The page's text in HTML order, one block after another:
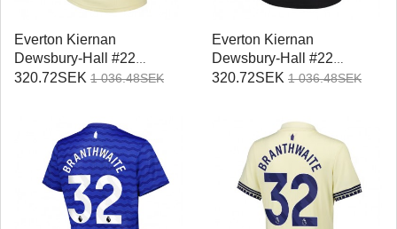
Everton Kiernan
Dewsbury-Hall #22
Replika Bortatröja Damer
320.72SEK 1 036.48SEK
Everton Kiernan
Dewsbury-Hall #22
Replika Tredje Tröja
320.72SEK 1 036.48SEK